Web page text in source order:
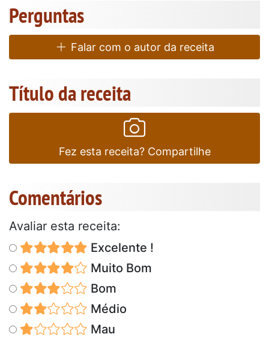
Perguntas
Falar com o autor da receita
Título da receita
Fez esta receita? Compartilhe
Comentários
Avaliar esta receita:
Excelente !
Muito Bom
Bom
Médio
Mau